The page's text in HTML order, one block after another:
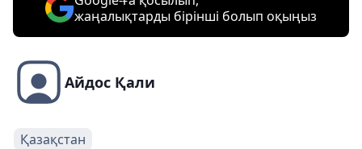
жаңалықтарды бірінші болып оқыңыз
Айдос Қали
Қазақстан